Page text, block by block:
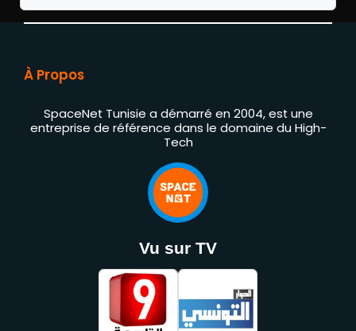
À Propos
SpaceNet Tunisie a démarré en 2004, est une
entreprise de référence dans le domaine du High-
Tech
Vu sur TV